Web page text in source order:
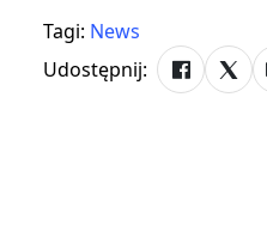
Tagi: News
Udostępnij: